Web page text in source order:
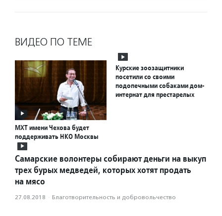
ВИДЕО ПО ТЕМЕ
МХТ имени Чехова будет
поддерживать НКО Москвы
Курские зоозащитники
посетили со своими
подопечными собаками дом-
интернат для престарелых
Самарские волонтеры собирают деньги на выкуп
трех бурых медведей, которых хотят продать
на мясо
27.08.2018 · Благотвори­тель­ность и доброволь­чест­во